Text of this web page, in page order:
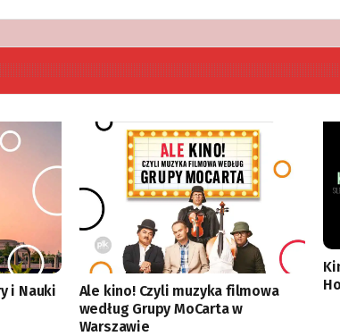
i Nauki
Ale kino! Czyli muzyka filmowa
według Grupy MoCarta w
Warszawie